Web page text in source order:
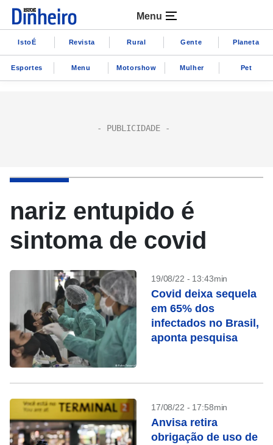
Menu
IstoÉ Revista Rural Gente Planeta
Esportes Menu Motorshow Mulher Pet
nariz entupido é
sintoma de covid
19/08/22 - 13:43min
Covid deixa sequela
em 65% dos
infectados no Brasil,
aponta pesquisa
17/08/22 - 17:58min
Anvisa retira
obrigação de uso de